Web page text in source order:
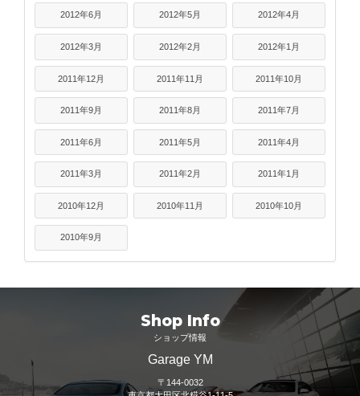
2012年6月 2012年5月 2012年4月
2012年3月 2012年2月 2012年1月
2011年12月 2011年11月 2011年10月
2011年9月 2011年8月 2011年7月
2011年6月 2011年5月 2011年4月
2011年3月 2011年2月 2011年1月
2010年12月 2010年11月 2010年10月
2010年9月
Shop Info
ショップ情報
Garage YM
〒144-0032